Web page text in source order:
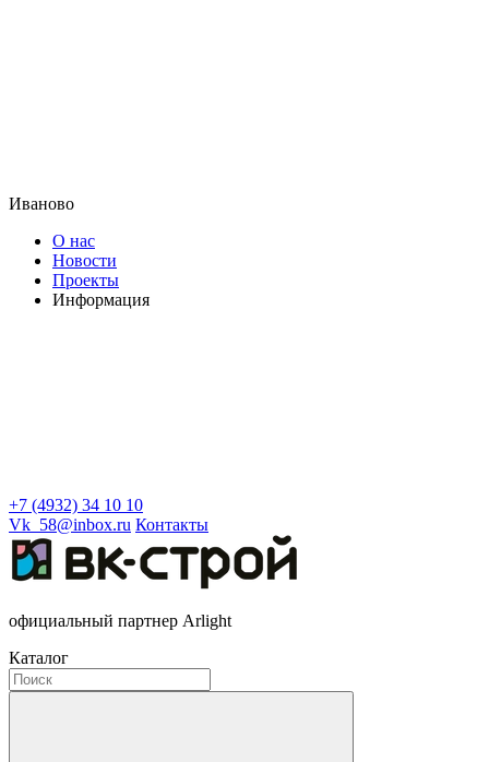
Иваново
О нас
Новости
Проекты
Информация
+7 (4932) 34 10 10
Vk_58@inbox.ru Контакты
официальный партнер Arlight
Каталог